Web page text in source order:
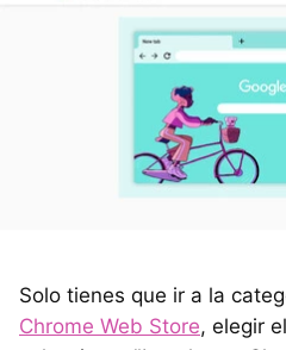
Solo tienes que ir a la
Chrome Web Store, elegir